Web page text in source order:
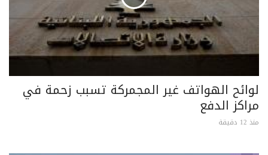
لوائح الهواتف غير المجمركة تسبب زحمة في
مراكز الدفع
منذ 12 دقيقة